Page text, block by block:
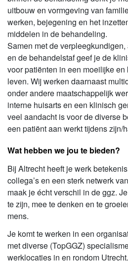
uitbouw en vormgeving van
werken, bejegening en het
middelen in de behandeling.
Samen met de
en de behandelstaf geef je de
voor patiënten in een moeilijke
leven. Wij werken daarnaast
onder andere maatschappelijk
interne huisarts en een klinisch
veel aandacht is voor de diverse
een patiënt aan werkt tijdens zijn/
Wat hebben we jou te bieden?
Bij Altrecht heeft je werk
collega’s en een sterk netwerk
maak je écht verschil in de ggz.
te zijn, mee te denken en te
mens.
Je komt te werken in een
met diverse (TopGGZ)
werklocaties in en rondom